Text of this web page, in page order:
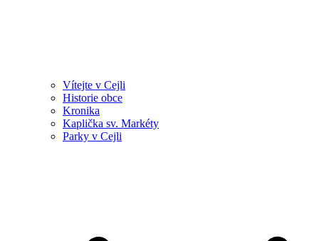
Vítejte v Cejli
Historie obce
Kronika
Kaplička sv. Markéty
Parky v Cejli